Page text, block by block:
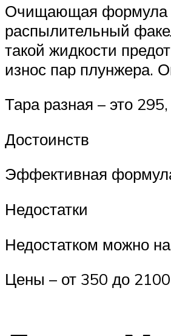
Очищающая формула
распылительный
такой жидкости
износ пар плунжера.
Тара разная – это
Достоинств
Эффективная
Недостатки
Недостатком можно
Цены – от 350 до